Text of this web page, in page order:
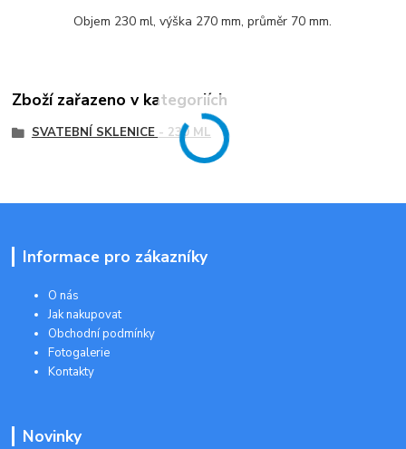
Objem 230 ml, výška 270 mm, průměr 70 mm.
Zboží zařazeno v kategoriích
SVATEBNÍ SKLENICE - 230 ML
Informace pro zákazníky
O nás
Jak nakupovat
Obchodní podmínky
Fotogalerie
Kontakty
Novinky